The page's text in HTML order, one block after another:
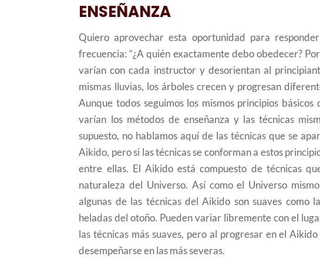
ENSEÑANZA
Quiero aprovechar esta oportunidad para
frecuencia: “¿A quién exactamente debo obedecer?
varían con cada instructor y desorientan al
mismas lluvias, los árboles crecen y progresan
Aunque todos seguimos los mismos principios
varían los métodos de enseñanza y las técnicas
supuesto, no hablamos aquí de las técnicas que se
Aikido, pero si las técnicas se conforman a estos
entre ellas. El Aikido está compuesto de técnicas
naturaleza del Universo. Así como el Universo
algunas de las técnicas del Aikido son suaves como
heladas del otoño. Pueden variar libremente con el
las técnicas más suaves, pero al progresar en el
desempeñarse en las más severas.